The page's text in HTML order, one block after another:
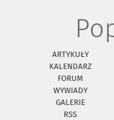
ARTYKUŁY
KALENDARZ
FORUM
WYWIADY
GALERIE
RSS